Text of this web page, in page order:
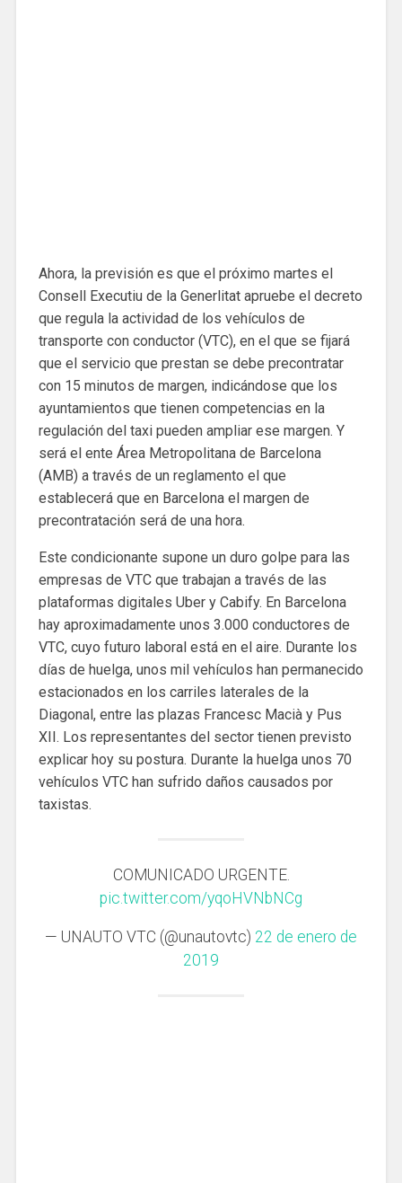
Ahora, la previsión es que el próximo martes el
Consell Executiu de la Generlitat apruebe el decreto
que regula la actividad de los vehículos de
transporte con conductor (VTC), en el que se fijará
que el servicio que prestan se debe precontratar
con 15 minutos de margen, indicándose que los
ayuntamientos que tienen competencias en la
regulación del taxi pueden ampliar ese margen. Y
será el ente Área Metropolitana de Barcelona
(AMB) a través de un reglamento el que
establecerá que en Barcelona el margen de
precontratación será de una hora.
Este condicionante supone un duro golpe para las
empresas de VTC que trabajan a través de las
plataformas digitales Uber y Cabify. En Barcelona
hay aproximadamente unos 3.000 conductores de
VTC, cuyo futuro laboral está en el aire. Durante los
días de huelga, unos mil vehículos han permanecido
estacionados en los carriles laterales de la
Diagonal, entre las plazas Francesc Macià y Pus
XII. Los representantes del sector tienen previsto
explicar hoy su postura. Durante la huelga unos 70
vehículos VTC han sufrido daños causados por
taxistas.
COMUNICADO URGENTE.
pic.twitter.com/yqoHVNbNCg
— UNAUTO VTC (@unautovtc) 22 de enero de
2019